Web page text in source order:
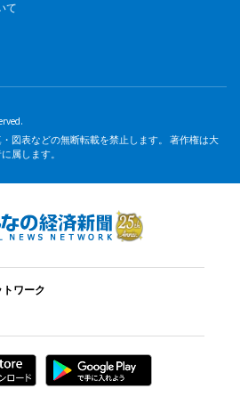
て
図表などの無断転載を禁止します。 著作権は大
属します。
ワーク